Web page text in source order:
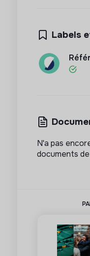
Labels
N'a pas
documents